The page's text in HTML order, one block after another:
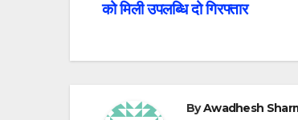
navigation
को मिली उपलब्धि दो गिरफ्तार
ByAwadhesh